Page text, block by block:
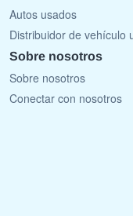
Autos usados
Distribuidor de vehículo
Sobre nosotros
Sobre nosotros
Conectar con nosotros